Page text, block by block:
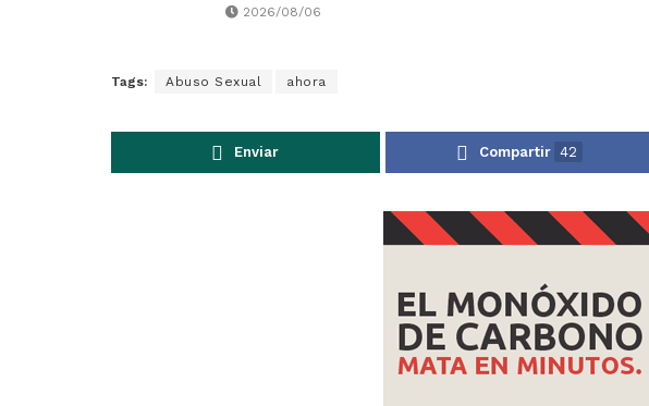
2026/08/06
Tags: Abuso Sexual ahora
Enviar Compartir 42